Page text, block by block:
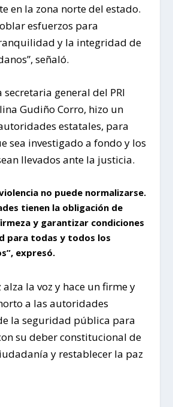
en la zona norte del estado.
esfuerzos para
y la integridad de
señaló.
secretaria general del PRI
Gudiño Corro, hizo un
estatales, para
sea investigado a fondo y los
llevados ante la justicia.
no puede normalizarse.
tienen la obligación de
y garantizar condiciones
para todas y todos los
expresó.
alza la voz y hace un firme y
a las autoridades
la seguridad pública para
su deber constitucional de
y restablecer la paz